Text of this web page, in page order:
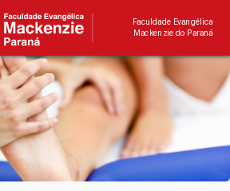
Faculdade Evangélica
Mackenzie do Paraná